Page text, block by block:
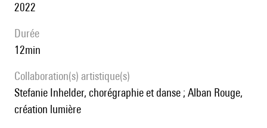
2022
durée
12min
Collaboration(s) artistique(s)
Stefanie Inhelder, chorégraphie et danse ; Alban Rouge,
création lumière